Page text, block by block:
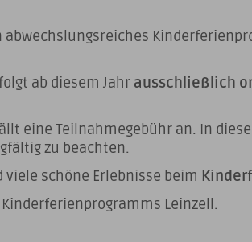
ab diesem Jahr ausschließlich
eine Teilnahmegebühr an. In
zu beachten.
schöne Erlebnisse beim
Leinzell.